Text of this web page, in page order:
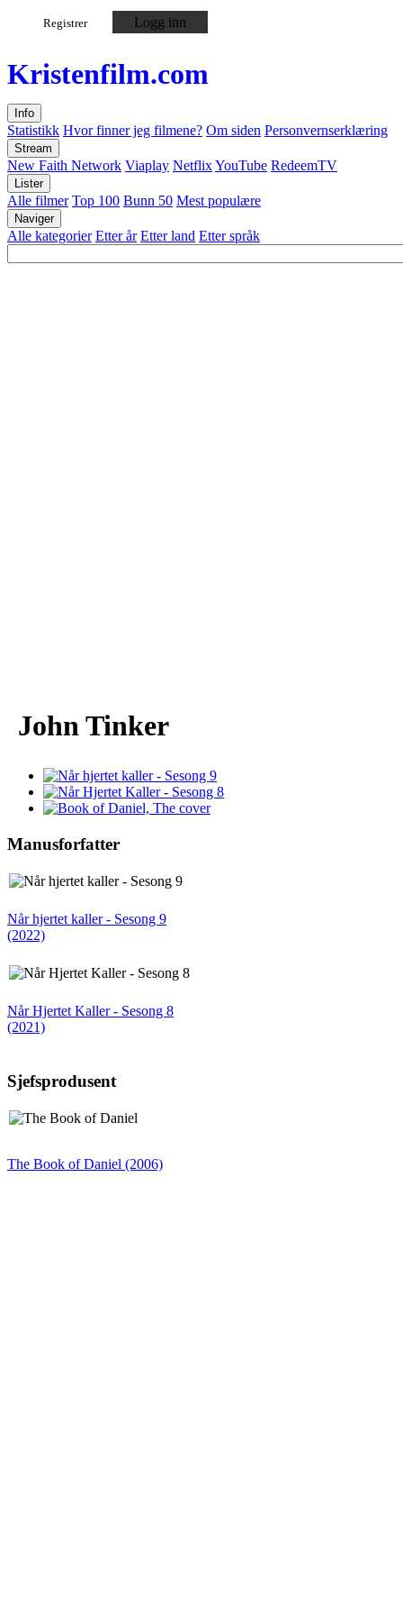
Registrer Logg inn
Kristenfilm.com
Info
Statistikk Hvor finner jeg filmene? Om siden Personvernserklæring
Stream
New Faith Network Viaplay NetflixYouTube RedeemTV
Lister
Alle filmer Top 100 Bunn 50 Mest populære
Naviger
Alle kategorier Etter år Etter land Etter språk
John Tinker
Manusforfatter
Når hjertet kaller - Sesong 9
(2022)
Når Hjertet Kaller - Sesong 8
(2021)
Sjefsprodusent
The Book of Daniel (2006)